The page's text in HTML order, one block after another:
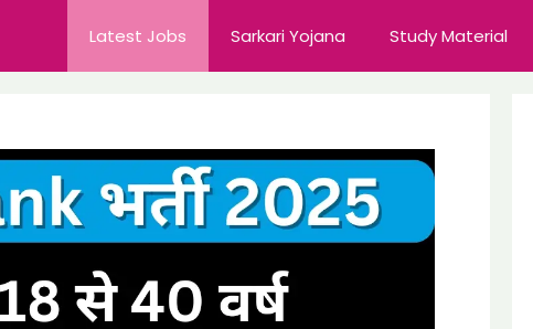
Latest Jobs Sarkari Yojana Study Material